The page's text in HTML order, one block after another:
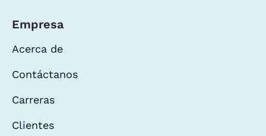
Empresa
Acerca de
Contáctanos
Carreras
Clientes